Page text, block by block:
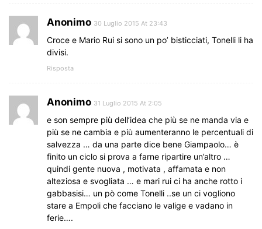
Anonimo 30 Luglio 2015 At 23:43
Croce e Mario Rui si sono un po’ bisticciati, Tonelli li ha
divisi.
Risposta
Anonimo 31 Luglio 2015 At 2:05
e son sempre più dell’idea che più se ne manda via e
più se ne cambia e più aumenteranno le percentuali di
salvezza … da una parte dice bene Giampaolo… è
finito un ciclo si prova a farne ripartire un’altro …
quindi gente nuova , motivata , affamata e non
alteziosa e svogliata … e mari rui ci ha anche rotto i
gabbasisi… un pò come Tonelli ..se un ci vogliono
stare a Empoli che facciano le valige e vadano in
ferie….